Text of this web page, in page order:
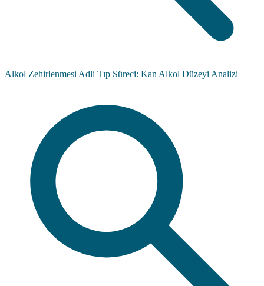
Alkol Zehirlenmesi Adli Tıp Süreci: Kan Alkol Düzeyi Analizi